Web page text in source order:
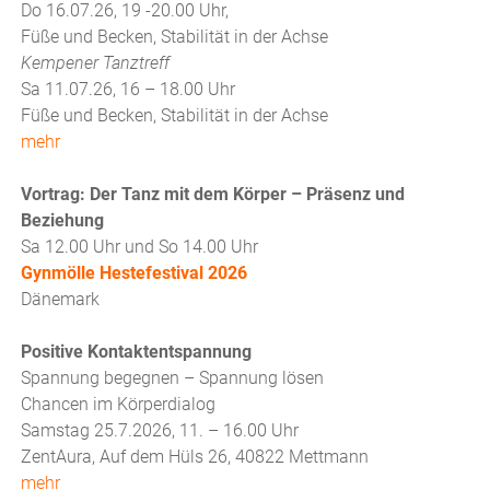
Do 16.07.26, 19 -20.00 Uhr,
Füße und Becken, Stabilität in der Achse
Kempener Tanztreff
Sa 11.07.26, 16 – 18.00 Uhr
Füße und Becken, Stabilität in der Achse
mehr
Vortrag: Der Tanz mit dem Körper – Präsenz und
Beziehung
Sa 12.00 Uhr und So 14.00 Uhr
Gynmölle Hestefestival 2026
Dänemark
Positive Kontaktentspannung
Spannung begegnen – Spannung lösen
Chancen im Körperdialog
Samstag 25.7.2026, 11. – 16.00 Uhr
ZentAura, Auf dem Hüls 26, 40822 Mettmann
mehr